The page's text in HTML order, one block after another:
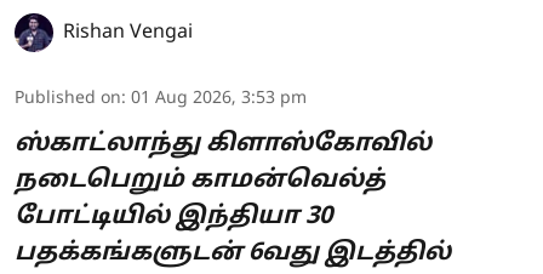
Rishan Vengai
Published on: 01 Aug 2026, 3:53 pm
ஸ்காட்லாந்து கிளாஸ்கோவில்
நடைபெறும் காமன்வெல்த்
போட்டியில் இந்தியா 30
பதக்கங்களுடன் 6வது இடத்தில்